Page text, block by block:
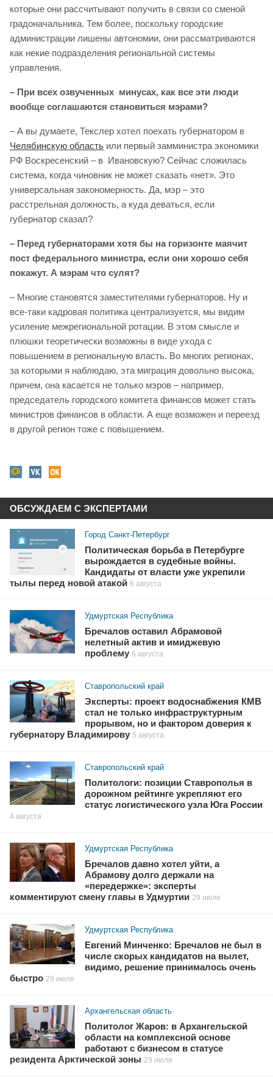
которые они рассчитывают получить в связи со сменой
градоначальника. Тем более, поскольку городские
администрации лишены автономии, они рассматриваются
как некие подразделения региональной системы
управления.
– При всех озвученных минусах, как все эти люди
вообще соглашаются становиться мэрами?
– А вы думаете, Текслер хотел поехать губернатором в
Челябинскую область или первый замминистра экономики
РФ Воскресенский – в Ивановскую? Сейчас сложилась
система, когда чиновник не может сказать «нет». Это
универсальная закономерность. Да, мэр – это
расстрельная должность, а куда деваться, если
губернатор сказал?
– Перед губернаторами хотя бы на горизонте маячит
пост федерального министра, если они хорошо себя
покажут. А мэрам что сулят?
– Многие становятся заместителями губернаторов. Ну и
все-таки кадровая политика централизуется, мы видим
усиление межрегиональной ротации. В этом смысле и
плюшки теоретически возможны в виде ухода с
повышением в региональную власть. Во многих регионах,
за которыми я наблюдаю, эта миграция довольно высока,
причем, она касается не только мэров – например,
председатель городского комитета финансов может стать
министров финансов в области. А еще возможен и переезд
в другой регион тоже с повышением.
ОБСУЖДАЕМ С ЭКСПЕРТАМИ
Город Санкт-Петербург
Политическая борьба в Петербурге
вырождается в судебные войны.
Кандидаты от власти уже укрепили
тылы перед новой атакой 6 августа
Удмуртская Республика
Бречалов оставил Абрамовой
нелетный актив и имиджевую
проблему 6 августа
Ставропольский край
Эксперты: проект водоснабжения КМВ
стал не только инфраструктурным
прорывом, но и фактором доверия к
губернатору Владимирову 5 августа
Ставропольский край
Политологи: позиции Ставрополья в
дорожном рейтинге укрепляют его
статус логистического узла Юга России
4 августа
Удмуртская Республика
Бречалов давно хотел уйти, а
Абрамову долго держали на
«передержке»: эксперты
комментируют смену главы в Удмуртии 29 июля
Удмуртская Республика
Евгений Минченко: Бречалов не был в
числе скорых кандидатов на вылет,
видимо, решение принималось очень
быстро 29 июля
Архангельская область
Политолог Жаров: в Архангельской
области на комплексной основе
работают с бизнесом в статусе
резидента Арктической зоны 29 июля